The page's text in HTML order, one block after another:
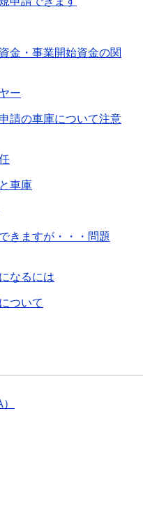
金・事業開始資金の関
ー
請の車庫について注意
車庫
きますが・・・問題
なるには
ついて